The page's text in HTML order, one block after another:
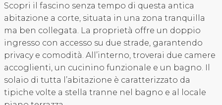
Scopri il fascino senza tempo di questa antica
abitazione a corte, situata in una zona tranquilla
ma ben collegata. La proprietà offre un doppio
ingresso con accesso su due strade, garantendo
privacy e comodità. All’interno, troverai due camere
accoglienti, un cucinino funzionale e un bagno. Il
solaio di tutta l’abitazione è caratterizzato da
tipiche volte a stella tranne nel bagno e al locale